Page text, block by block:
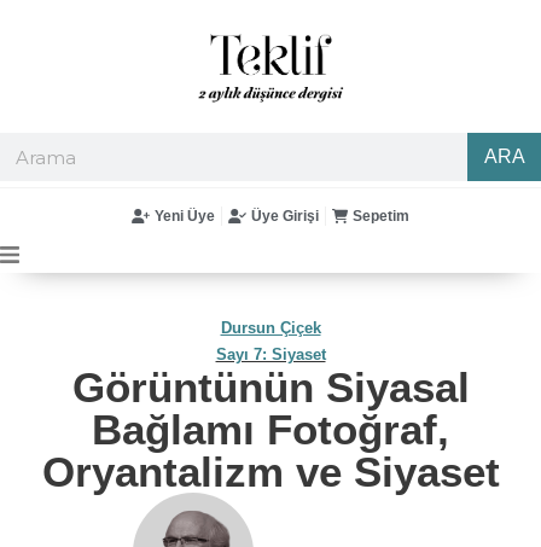
ARA
Yeni Üye Üye Girişi Sepetim
Dursun Çiçek
Sayı 7: Siyaset
Görüntünün Siyasal
Bağlamı Fotoğraf,
Oryantalizm ve Siyaset